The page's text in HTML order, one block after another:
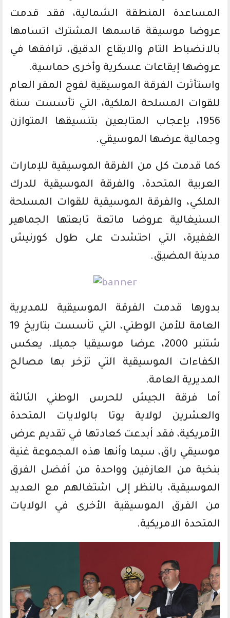
المساعدة المنطقة الشمالية، فقد قدمت
عروضا موسيقة قاسمها المشترك اتسامها
بالانضباط التام والايقاع الدقيق، ترافقها في
عروضها إيقاعات عسكرية وأخرى حماسية.
واستأثرت الفرقة الموسيقية لفوج المقر العام
للقوات المسلحة الملكية، التي تأسست سنة
1956، بإعجاب المتابعين بتنسيقها المتوازن
وجمالية عرضها الموسيقي.
كما قدمت كل من الفرقة الموسيقية للإمارات
العربية المتحدة، والفرقة الموسيقية للدرك
الملكي، والفرقة الموسيقية للقوات المسلحة
السنيغالية عروضا ماتعة تابعتها الجماهير
الغفيرة، التي احتشدت على طول كورنيش
مدينة المضيق.
بدورها قدمت الفرقة الموسيقية للمديرية
العامة للأمن الوطني، التي تأسست بتاريخ 19
شتنبر 2000، عرضا موسيقيا جميلا، يعكس
الكفاءات الموسيقية التي تزخر بها مصالح
المديرية العامة.
أما فرقة الجيش للحرس الوطني الثالثة
والعشرين لولاية يوتا بالولايات المتحدة
الأمريكية، فقد أبدعت كعادتها في تقديم عرض
موسيقي راق، سيما وأنها هذه المجموعة غنية
بنخبة من العازفين وواحدة من أفضل الفرق
الموسيقية، بالنظر إلى اشتغالهم مع العديد
من الفرق الموسيقية الأخرى في الولايات
المتحدة الامريكية.